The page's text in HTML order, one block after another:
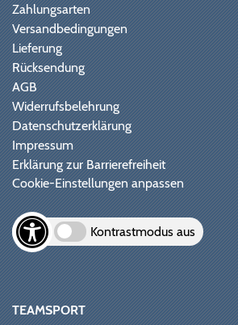
Zahlungsarten
Versandbedingungen
Lieferung
Rücksendung
AGB
Widerrufsbelehrung
Datenschutzerklärung
Impressum
Erklärung zur Barrierefreiheit
Cookie-Einstellungen anpassen
Kontrastmodus aus
TEAMSPORT